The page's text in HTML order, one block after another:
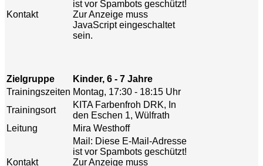
Kontakt
ist vor Spambots geschützt!
Zur Anzeige muss
JavaScript eingeschaltet
sein.
Zielgruppe
Kinder, 6 - 7 Jahre
Trainingszeiten Montag, 17:30 - 18:15 Uhr
Trainingsort
KITA Farbenfroh DRK, In
den Eschen 1, Wülfrath
Leitung
Mira Westhoff
Kontakt
Mail: Diese E-Mail-Adresse
ist vor Spambots geschützt!
Zur Anzeige muss